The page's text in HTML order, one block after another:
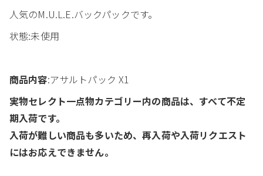
人気のM.U.L.E.バックパックです。
状態:未使用
商品内容:アサルトパック X1
実物セレクト一点物カテゴリー内の商品は、すべて不定
期入荷です。
入荷が難しい商品も多いため、再入荷や入荷リクエスト
にはお応えできません。